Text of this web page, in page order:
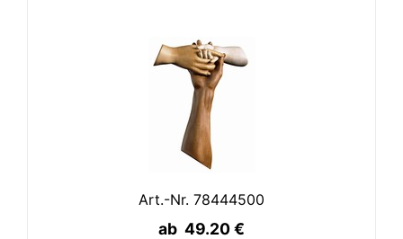
Art.-Nr. 78444500
ab 49.20 €